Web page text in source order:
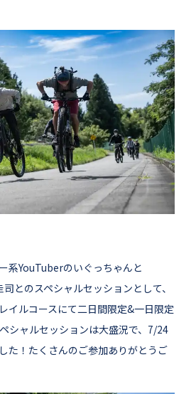
系YouTuberのいぐっちゃんと
とのスペシャルセッションとして、
イルコースにて二日間限定&一日限定
シャルセッションは大盛況で、7/24
た！たくさんのご参加ありがとうご